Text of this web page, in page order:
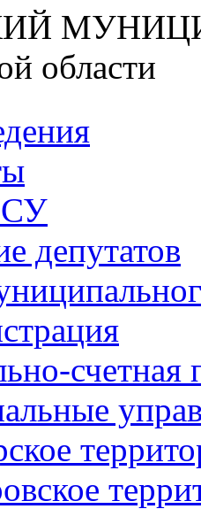
области
депутатов
счетная